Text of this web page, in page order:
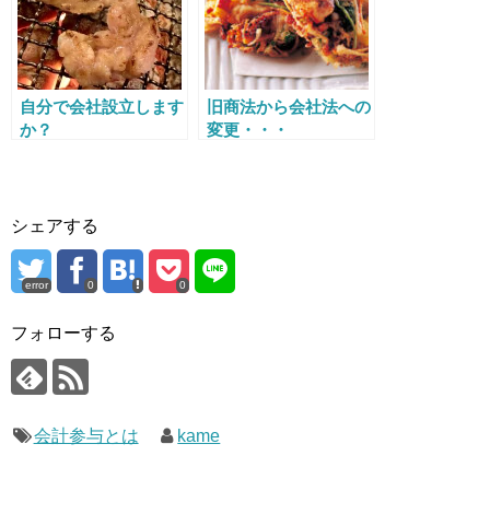
自分で会社設立します
か？
旧商法から会社法への
変更・・・
シェアする
error 0 0
フォローする
会計参与とは kame